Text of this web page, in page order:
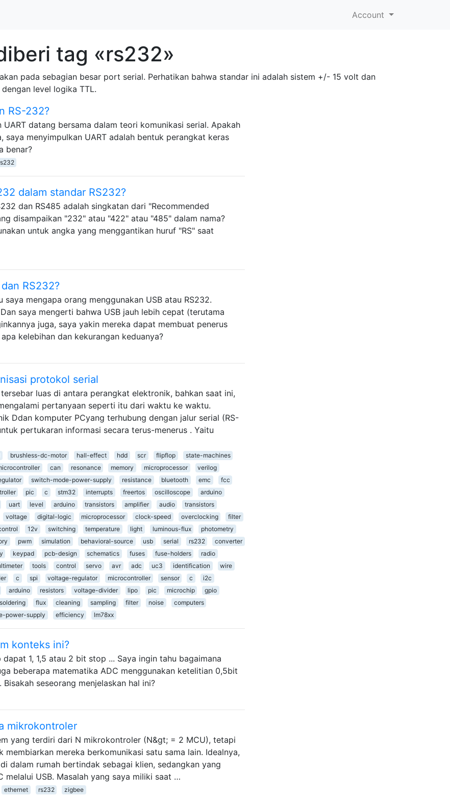
Account
tag «rs232»
pada sebagian besar port serial. Perhatikan bahwa standar ini adalah sistem +/- 15 volt dan
level logika TTL.
RS-232?
datang bersama dalam teori komunikasi serial. Apakah
saya menyimpulkan UART adalah bentuk perangkat keras
benar?
dalam standar RS232?
dan RS485 adalah singkatan dari "Recommended
disampaikan "232" atau "422" atau "485" dalam nama?
untuk angka yang menggantikan huruf "RS" saat
RS232?
mengapa orang menggunakan USB atau RS232.
saya mengerti bahwa USB jauh lebih cepat (terutama
juga, saya yakin mereka dapat membuat penerus
kelebihan dan kekurangan keduanya?
protokol serial
luas di antara perangkat elektronik, bahkan saat ini,
pertanyaan seperti itu dari waktu ke waktu.
Ddan komputer PCyang terhubung dengan jalur serial (RS-
pertukaran informasi secara terus-menerus . Yaitu
brushless-dc-motor hall-effect hdd scr flipflop
state-machines
can resonance memory microprocessor
verilog
switch-mode-power-supply resistance bluetooth emc
fcc
pic c stm32 interrupts freertos oscilloscope
arduino
uart level arduino transistors amplifier audio
transistors
voltage digital-logic microprocessor clock-speed overclocking
filter
12v switching temperature light luminous-flux
photometry
pwm simulation behavioral-source usb serial rs232
converter
keypad pcb-design schematics fuses fuse-holders
radio
tools control servo avr adc uc3 identification
wire
c spi voltage-regulator microcontroller sensor c
i2c
arduino resistors voltage-divider lipo pic microchip
gpio
soldering flux cleaning sampling filter noise
computers
power-supply efficiency lm78xx
konteks ini?
1, 1,5 atau 2 bit stop ... Saya ingin tahu bagaimana
beberapa matematika ADC menggunakan ketelitian 0,5bit
seseorang menjelaskan hal ini?
mikrokontroler
yang terdiri dari N mikrokontroler (N&gt; = 2 MCU), tetapi
membiarkan mereka berkomunikasi satu sama lain. Idealnya,
dalam rumah bertindak sebagai klien, sedangkan yang
melalui USB. Masalah yang saya miliki saat …
ethernet rs232 zigbee